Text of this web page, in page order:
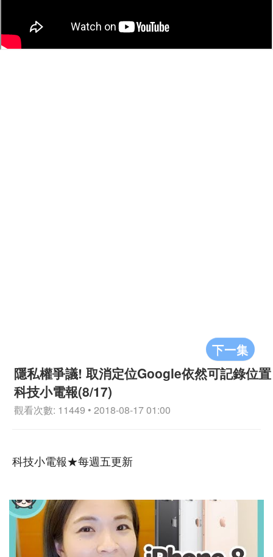
下一集
隱私權爭議! 取消定位Google依然可記錄位置
科技小電報(8/17)
觀看次數: 11449 • 2018-08-17 01:00
科技小電報★每週五更新